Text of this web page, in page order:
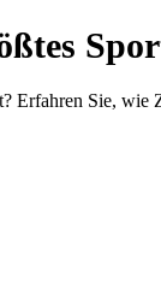
Erfahren Sie,